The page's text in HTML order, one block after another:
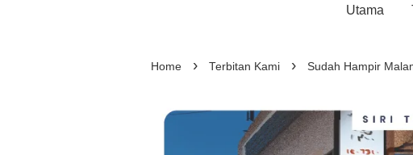
Utama
Home › Terbitan Kami › Sudah Hampir